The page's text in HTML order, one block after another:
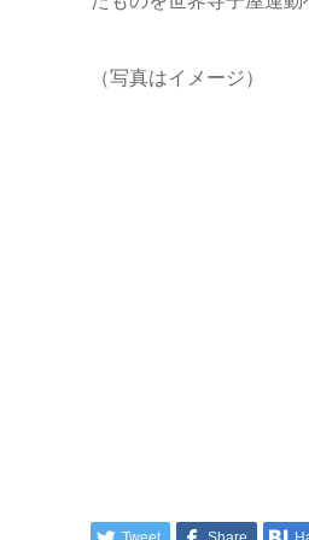
（写真はイメージ）